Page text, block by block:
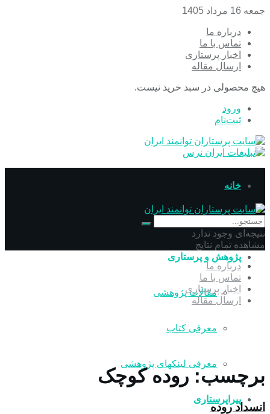
جمعه 16 مرداد 1405
درباره ما
تماس با ما
اخبار پرستاری
ارسال مقاله
هیچ محصولی در سبد خرید نیست.
ورود
ثبت‌نام
خانه
پرستاری
پژوهش و پرستاری
مقالات پژوهشی
معرفی کتاب
معرفی لینکهای پژوهشی
پیراپرستاری
نتیجه‌ای وجود ندارد
مشاهده تمام نتایج
درباره ما
تماس با ما
اخبار پرستاری
ارسال مقاله
برچسب:روده کوچک
انسداد روده